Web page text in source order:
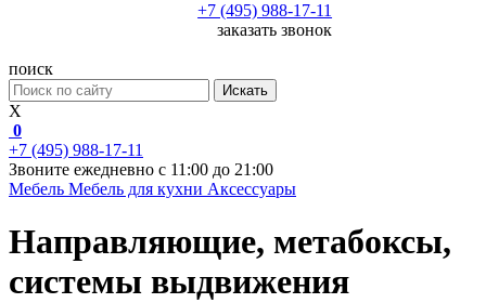
+7 (495) 988-17-11
заказать звонок
поиск
Искать
X
0
+7 (495) 988-17-11
Звоните ежедневно с 11:00 до 21:00
Мебель Мебель для кухни Аксессуары
Направляющие, метабоксы,
системы выдвижения